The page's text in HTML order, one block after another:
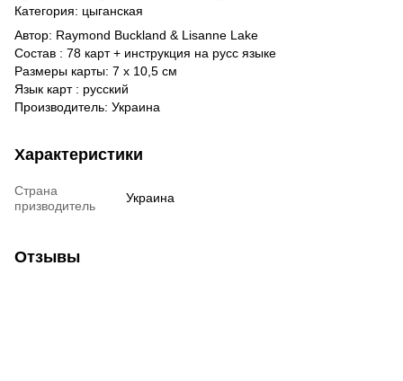
Категория: цыганская
Автор: Raymond Buckland & Lisanne Lake
Состав : 78 карт + инструкция на русс языке
Размеры карты: 7 х 10,5 см
Язык карт : русский
Производитель: Украина
Характеристики
Страна
призводитель
Украина
Отзывы